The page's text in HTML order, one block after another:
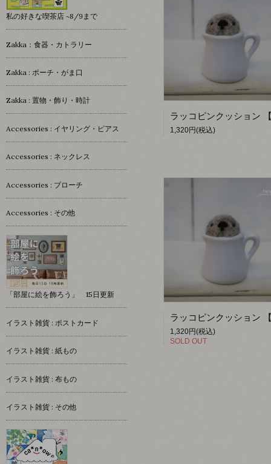
1,320円(税込)
1,320円(税込)
SOLD OUT
私の好きな喫茶店 ~8/9まで
Zakka：食器・カトラリー
Zakka : ポーチ・がま口
Zakka : 置物・飾り・時計
Accessories : イヤリング・ピアス
Accessories : ネックレス
Accessories : ブローチ
Accessories : その他
「部屋に絵を飾ろう」 15日更新
イラスト雑貨 : ポストカード
イラスト雑貨 : 紙もの
イラスト雑貨 : 布もの
イラスト雑貨 : その他